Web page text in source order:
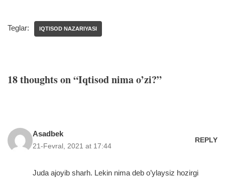
Teglar: IQTISOD NAZARIYASI
18 thoughts on “Iqtisod nima o’zi?”
Asadbek
21-Fevral, 2021 at 17:44
REPLY
Juda ajoyib sharh. Lekin nima deb o’ylaysiz hozirgi